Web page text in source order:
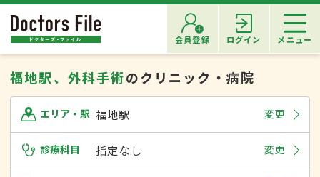
会員登録 ログイン メニュー
福地駅、外科手術のクリニック・病院
エリア・駅 福地駅 変更
診療科目 指定なし 変更